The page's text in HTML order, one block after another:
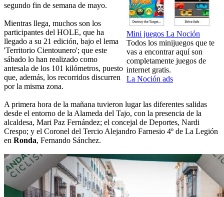
Mini juegos La Noción
Todos los minijuegos que te
vas a encontrar aquí son
completamente juegos de
internet gratis.
La Noción ads
segundo fin de semana de mayo.
Mientras llega, muchos son los
participantes del HOLE, que ha
llegado a su 21 edición, bajo el lema
'Territorio Cientounero'; que este
sábado lo han realizado como
antesala de los 101 kilómetros, puesto
que, además, los recorridos discurren
por la misma zona.
A primera hora de la mañana tuvieron lugar las diferentes salidas
desde el entorno de la Alameda del Tajo, con la presencia de la
alcaldesa, Mari Paz Fernández; el concejal de Deportes, Nardi
Crespo; y el Coronel del Tercio Alejandro Farnesio 4º de La Legión
en Ronda, Fernando Sánchez.